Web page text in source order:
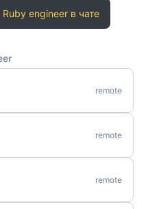
engineer в чате
remote
remote
remote